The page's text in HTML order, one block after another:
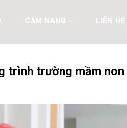
CẨM NANG LIÊN HỆ
trình trường mầm non